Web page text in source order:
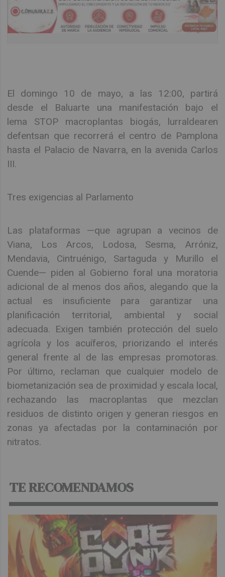
El domingo 10 de mayo, a las 12:00, partirá
desde el Baluarte una manifestación bajo el
lema STOP macroplantas biogás, lurraldearen
defentsan que recorrerá el centro de Pamplona
hasta el Palacio de Navarra, en la avenida Carlos
III.
Tres exigencias al Parlamento
Las plataformas —que agrupan a vecinos de
Viana, Los Arcos, Lodosa, Sesma, Arróniz,
Mendavia, Cintruénigo, Sartaguda y Murillo el
Cuende— piden al Gobierno foral una moratoria
adicional de al menos dos años, alegando que la
actual es insuficiente para garantizar una
planificación territorial, ambiental y social
adecuada. Exigen también protección del suelo
agrícola y los acuíferos, priorizando el interés
general frente al de las empresas promotoras.
Por último, reclaman que cualquier modelo de
biometanización sea de proximidad y escala local,
rechazando las macroplantas que mezclan
residuos de distinto origen y generan riesgos en
zonas ya afectadas por la contaminación por
nitratos.
TE RECOMENDAMOS